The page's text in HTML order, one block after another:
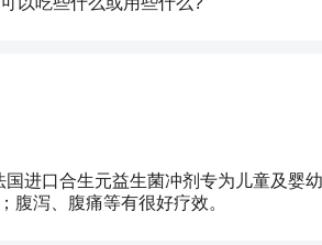
进口合生元益生菌冲剂专为儿童及婴
腹泻、腹痛等有很好疗效。